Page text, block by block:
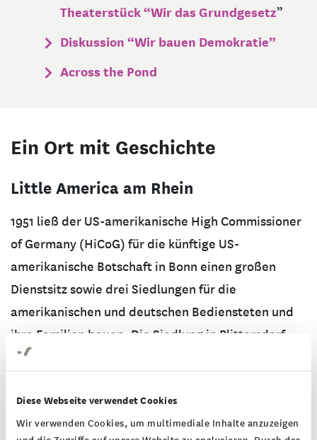
Diese Webseite verwendet Cookies
Wir verwenden Cookies, um multimediale Inhalte anzuzeigen
Theaterstück “Wir das Grundgesetz”
Diskussion “Wir bauen Demokratie”
Across the Pond
Ein Ort mit Geschichte
Little America am Rhein
1951 ließ der US-amerikanische High Commissioner
of Germany (HiCoG) für die künftige US-
amerikanische Botschaft in Bonn einen großen
Dienstsitz sowie drei Siedlungen für die
amerikanischen und deutschen Bediensteten und
ihre Familien bauen. Die Siedlung in Plittersdorf
umfasste neben großzügigen Wohnanlagen, einer
Kirche, einem Einkaufszentrum und einem Kino
auch ein Clubgebäude als Kulturzentrum, den